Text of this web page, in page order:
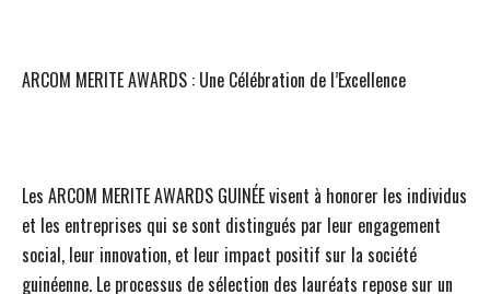
ARCOM MERITE AWARDS : Une Célébration de l’Excellence
Les ARCOM MERITE AWARDS GUINÉE visent à honorer les individus
et les entreprises qui se sont distingués par leur engagement
social, leur innovation, et leur impact positif sur la société
guinéenne. Le processus de sélection des lauréats repose sur un